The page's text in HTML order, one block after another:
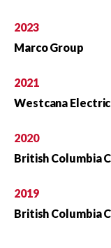
2023
Marco Group
2021
Westcana Electric
2020
British Columbia
2019
British Columbia